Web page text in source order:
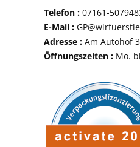
Telefon :
E-Mail :
Adresse : Am
Öffnungszeiten : Mo.